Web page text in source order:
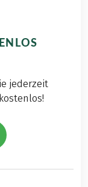
jederzeit